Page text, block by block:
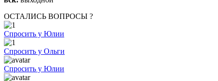
ОСТАЛИСЬ ВОПРОСЫ ?
Спросить у Юлии
Спросить у Ольги
Спросить у Юлии